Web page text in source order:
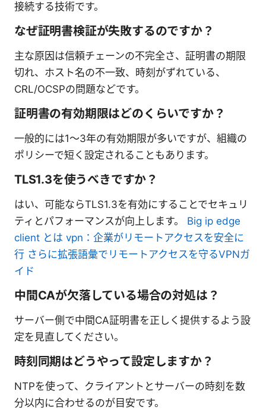
接続する技術です。
なぜ証明書検証が失敗するのですか？
主な原因は信頼チェーンの不完全さ、証明書の期限
切れ、ホスト名の不一致、時刻がずれている、
CRL/OCSPの問題などです。
証明書の有効期限はどのくらいですか？
一般的には1〜3年の有効期限が多いですが、組織の
ポリシーで短く設定されることもあります。
TLS1.3を使うべきですか？
はい、可能ならTLS1.3を有効にすることでセキュリ
ティとパフォーマンスが向上します。 Big ip edge
client とは vpn：企業がリモートアクセスを安全に
行 さらに拡張語彙でリモートアクセスを守るVPNガ
イド
中間CAが欠落している場合の対処は？
サーバー側で中間CA証明書を正しく提供するよう設
定を見直してください。
時刻同期はどうやって設定しますか？
NTPを使って、クライアントとサーバーの時刻を数
分以内に合わせるのが目安です。